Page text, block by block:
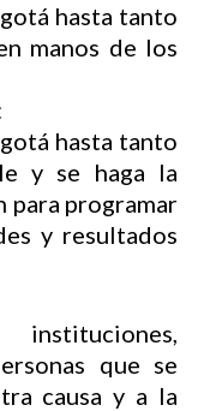
hasta tanto
manos de los
hasta tanto
y se haga la
para programar
y resultados
que se
causa y a la